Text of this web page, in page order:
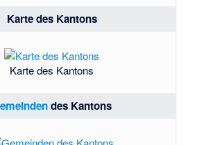
Karte des Kantons
Karte des Kantons
des Kantons